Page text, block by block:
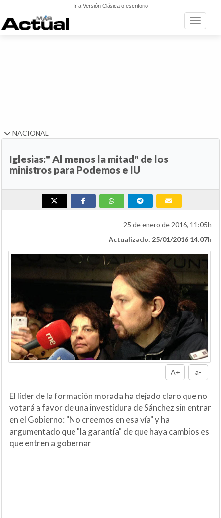
Ir a Versión Clásica o escritorio
Toggle
NACIONAL
Iglesias:" Al menos la mitad" de los
ministros para Podemos e IU
25 de enero de 2016, 11:05h
Actualizado: 25/01/2016 14:07h
A+ a-
El líder de la formación morada ha dejado claro que no
votará a favor de una investidura de Sánchez sin entrar
en el Gobierno: "No creemos en esa vía" y ha
argumentado que "la garantía" de que haya cambios es
que entren a gobernar